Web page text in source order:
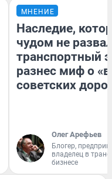
МНЕНИЕ
Наследие,
чудом не
транспортный
разнес миф о
советских
Олег Арефьев
Блогер,
владелец в
бизнесе